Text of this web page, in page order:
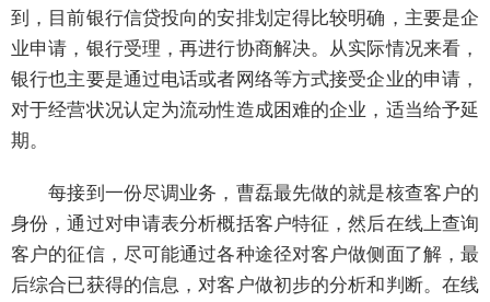
到，目前银行信贷投向的安排划定得比较明确，主要是企
业申请，银行受理，再进行协商解决。从实际情况来看，
银行也主要是通过电话或者网络等方式接受企业的申请，
对于经营状况认定为流动性造成困难的企业，适当给予延
期。
每接到一份尽调业务，曹磊最先做的就是核查客户的
身份，通过对申请表分析概括客户特征，然后在线上查询
客户的征信，尽可能通过各种途径对客户做侧面了解，最
后综合已获得的信息，对客户做初步的分析和判断。在线